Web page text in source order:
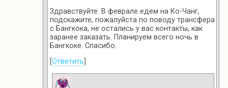
Здравствуйте. В феврале едем на Ко-Чанг,
подскажите, пожалуйста по поводу трансфера
с Бангкока, не остались у вас контакты, как
заранее заказать. Планируем всего ночь в
Бангкоке. Спасибо.
Ответить